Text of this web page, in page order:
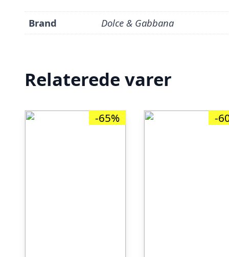
Brand Dolce & Gabbana
Relaterede varer
-65% -